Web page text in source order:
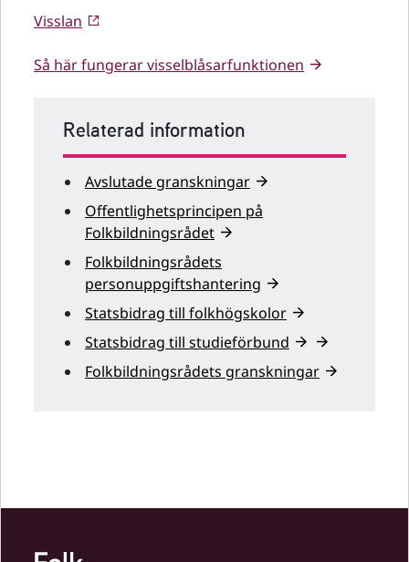
Visslan
Så här fungerar visselblåsarfunktionen
Relaterad information
Avslutade granskningar
Offentlighetsprincipen på
Folkbildningsrådet
Folkbildningsrådets
personuppgiftshantering
Statsbidrag till folkhögskolor
Statsbidrag till studieförbund
Folkbildningsrådets granskningar